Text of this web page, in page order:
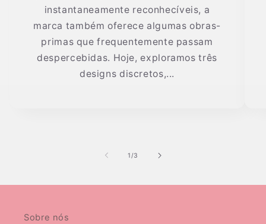
instantaneamente reconhecíveis, a
marca também oferece algumas obras-
primas que frequentemente passam
despercebidas. Hoje, exploramos três
designs discretos,...
1/de
3
Sobre nós